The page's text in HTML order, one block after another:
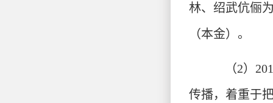
林、绍武伉俪
（本金）。
（2）
传播，着重于